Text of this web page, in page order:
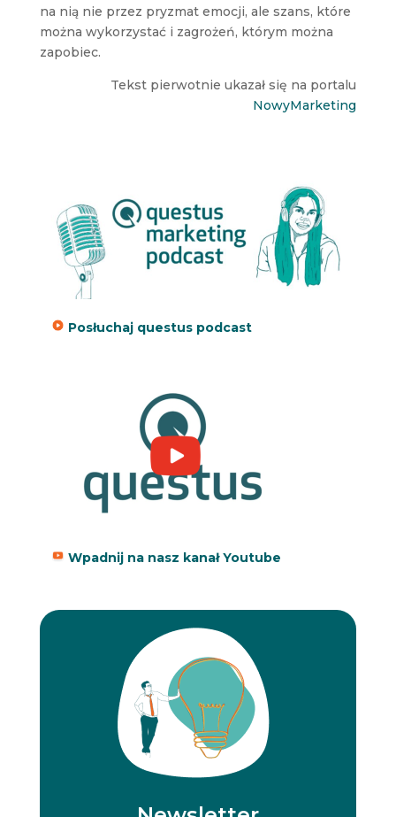
na nią nie przez pryzmat emocji, ale szans, które
można wykorzystać i zagrożeń, którym można
zapobiec.
Tekst pierwotnie ukazał się na portalu
NowyMarketing
Posłuchaj questus podcast
Wpadnij na nasz kanał Youtube